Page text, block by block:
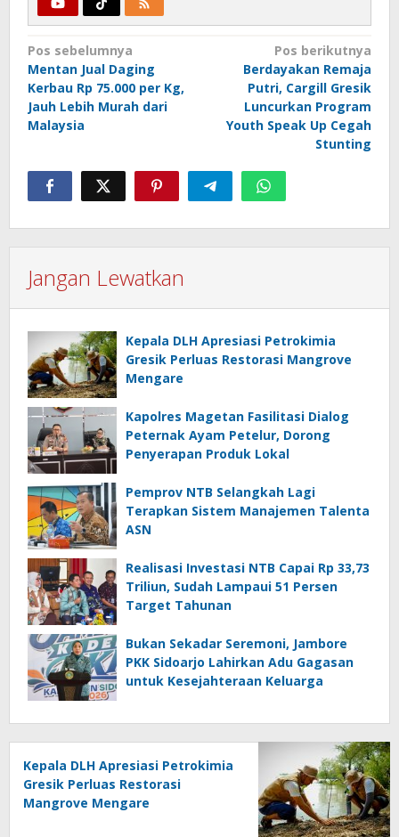
Navigasi
pos
Pos sebelumnya
Mentan Jual Daging
Kerbau Rp 75.000 per Kg,
Jauh Lebih Murah dari
Malaysia
Pos berikutnya
Berdayakan Remaja
Putri, Cargill Gresik
Luncurkan Program
Youth Speak Up Cegah
Stunting
Jangan Lewatkan
Kepala DLH Apresiasi Petrokimia
Gresik Perluas Restorasi Mangrove
Mengare
Kapolres Magetan Fasilitasi Dialog
Peternak Ayam Petelur, Dorong
Penyerapan Produk Lokal
Pemprov NTB Selangkah Lagi
Terapkan Sistem Manajemen Talenta
ASN
Realisasi Investasi NTB Capai Rp 33,73
Triliun, Sudah Lampaui 51 Persen
Target Tahunan
Bukan Sekadar Seremoni, Jambore
PKK Sidoarjo Lahirkan Adu Gagasan
untuk Kesejahteraan Keluarga
Kepala DLH Apresiasi Petrokimia
Gresik Perluas Restorasi
Mangrove Mengare